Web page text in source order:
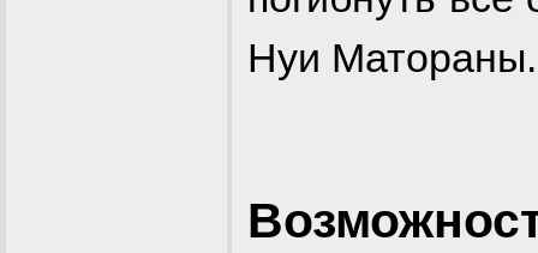
Нуи Матораны.